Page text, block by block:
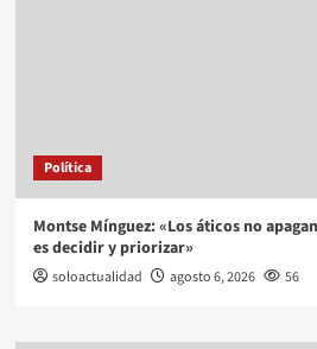
Política
Montse Mínguez: «Los áticos no
es decidir y priorizar»
soloactualidad agosto 6, 2026 56